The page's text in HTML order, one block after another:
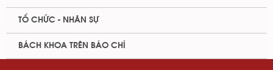
TỔ CHỨC - NHÂN SỰ
BÁCH KHOA TRÊN BÁO CHÍ